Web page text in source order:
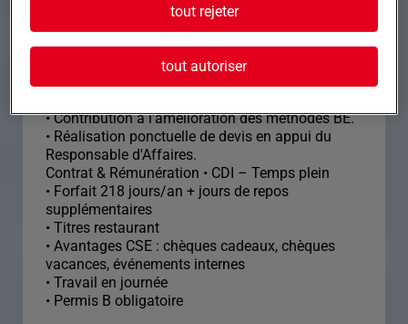
de plusieurs projets.
• Participation aux réunions techniques.
• Contribution à l'amélioration des méthodes BE.
• Réalisation ponctuelle de devis en appui du
Responsable d'Affaires.
Contrat & Rémunération • CDI – Temps plein
• Forfait 218 jours/an + jours de repos
supplémentaires
• Titres restaurant
• Avantages CSE : chèques cadeaux, chèques
vacances, événements internes
• Travail en journée
• Permis B obligatoire
tout rejeter
tout autoriser